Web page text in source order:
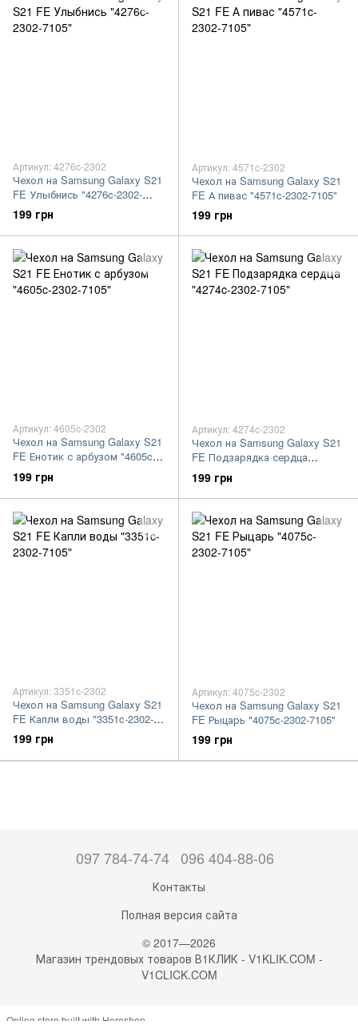
Артикул: 4276c-2302
Чехол на Samsung Galaxy S21
FE Улыбнись "4276c-2302-
7105"
199 грн
Артикул: 4571c-2302
Чехол на Samsung Galaxy S21
FE А пивас "4571c-2302-7105"
199 грн
Артикул: 4605c-2302
Чехол на Samsung Galaxy S21
FE Енотик с арбузом "4605c-
2302-7105"
199 грн
Артикул: 4274c-2302
Чехол на Samsung Galaxy S21
FE Подзарядка сердца
"4274c-2302-7105"
199 грн
Артикул: 3351c-2302
Чехол на Samsung Galaxy S21
FE Капли воды "3351c-2302-
7105"
199 грн
Артикул: 4075c-2302
Чехол на Samsung Galaxy S21
FE Рыцарь "4075c-2302-7105"
199 грн
097 784-74-74 096 404-88-06
Контакты
Полная версия сайта
© 2017—2026
Магазин трендовых товаров В1КЛИК - V1KLIK.COM -
V1CLICK.COM
Online store built with Horoshop